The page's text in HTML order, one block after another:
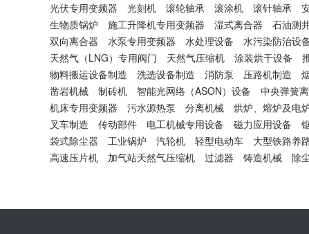
光伏专用变频器
光刻机 滚轮轴承 滚涂机 滚针轴承
生物质锅炉
施工升降机专用变频器 湿式离合器 石油测
双向离合器
水泵专用变频器 水处理设备 水污染防治设
天然气（LNG）专用阀门
天然气压缩机 涂装烘干设备
物料搬运设备制造
洗选设备制造 消防泵 压路机制造
凿岩机械
制砖机 智能光网络（ASON）设备 中央弹簧
机床专用变频器
污水源热泵 分离机械 烘炉、熔炉及电
叉车制造
传动部件 电工机械专用设备 磁力应用设备
袋式除尘器
工业锅炉 汽轮机 轻型电动车 大型铁路养
高速压片机
加气站天然气压缩机 过滤器 铸造机械 除